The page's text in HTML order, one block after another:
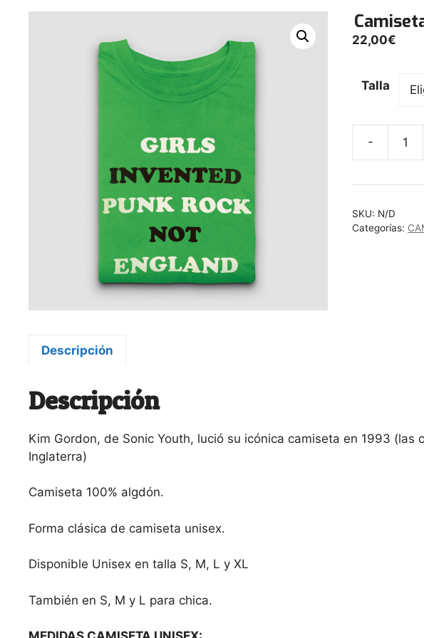
22,00€
Talla
-
Camiseta
invented
rock
SKU: N/D
Categorías:
Descripción
Descripción
Kim Gordon, de Sonic Youth, lució su icónica camiseta en 1993 (las
Inglaterra)
Camiseta 100% algdón.
Forma clásica de camiseta unisex.
Disponible Unisex en talla S, M, L y XL
También en S, M y L para chica.